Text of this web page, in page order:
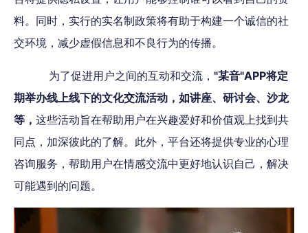
料。同时，实行的实名制政策将有助于构建一个诚信的社
交环境，减少虚假信息和不良行为的传播。
为了促进用户之间的互动和交流， "某音"APP将定
期举办线上线下的文化交流活动，如讲座、研讨会、沙龙
等， 这些活动旨在帮助用户在兴趣爱好和价值观上找到共
同点，加深彼此的了解。此外，平台还将提供专业的心理
咨询服务，帮助用户在情感交流中更好地认识自己，解决
可能遇到的问题。